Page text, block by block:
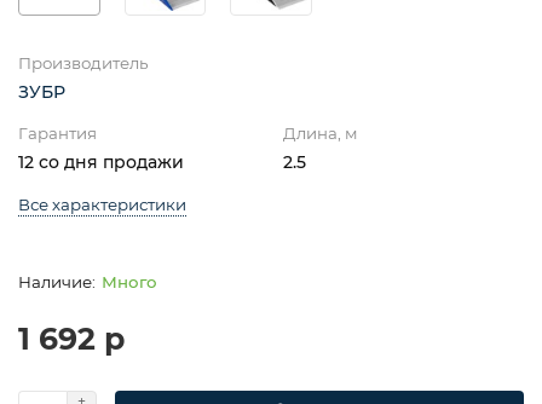
Производитель
ЗУБР
Гарантия
12 со дня продажи
Длина, м
2.5
Все характеристики
Много
1 692 р